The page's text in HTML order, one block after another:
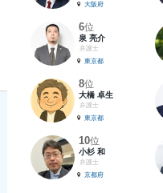
大阪府
6位
泉 亮介
弁護士
東京都
8位
大橋 卓生
弁護士
東京都
10位
小杉 和
弁護士
京都府